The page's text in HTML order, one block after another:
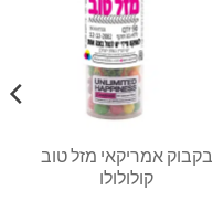
בקבוק אמריקאי מזל טוב
קולולולו